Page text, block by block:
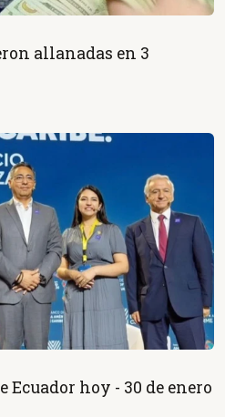
allanadas en 3
hoy - 30 de enero